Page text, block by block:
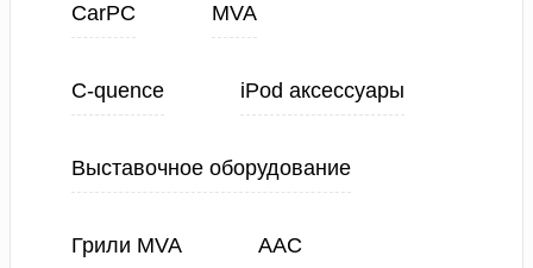
CarPC MVA
C-quence iPod аксессуары
Выставочное оборудование
Грили MVA ААС